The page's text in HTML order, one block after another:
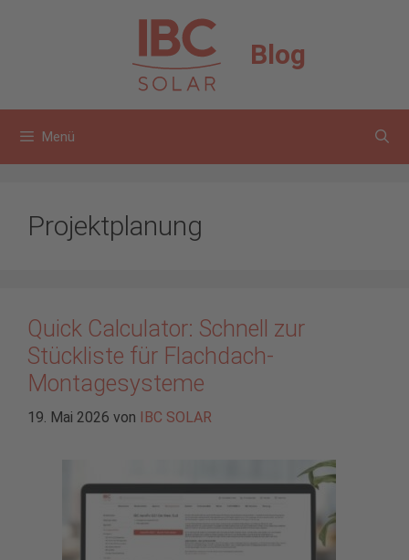
Blog
Menü
Projektplanung
Quick Calculator: Schnell zur
Stückliste für Flachdach-
Montagesysteme
19. Mai 2026 von IBC SOLAR